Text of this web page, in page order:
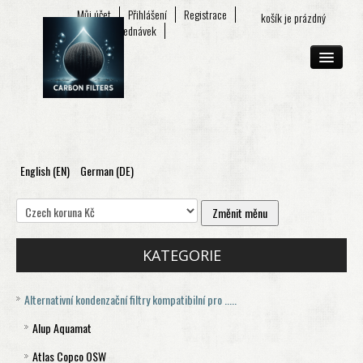
košík je prázdný
Můj účet Přihlášení
Registrace
Seznam objednávek
O FIRMĚ
E-SHOP
English (EN) German (DE)
KATEGORIE
Alternativní kondenzační filtry kompatibilní pro .....
Alup Aquamat
Aquamat 120
Atlas Copco OSW